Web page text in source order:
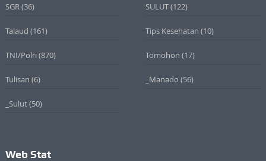
SGR(36) SULUT(122)
Talaud (161) Tips Kesehatan (10)
TNI/Polri (870) Tomohon (17)
Tulisan (6) _Manado (56)
_Sulut(50)
Web Stat